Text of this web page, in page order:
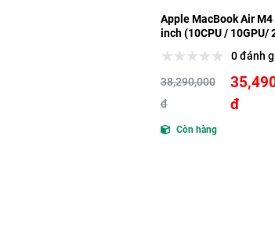
Apple MacBook Air M4
inch (10CPU / 10GPU/
0 đánh
38,290,000
đ
đ
Còn hàng